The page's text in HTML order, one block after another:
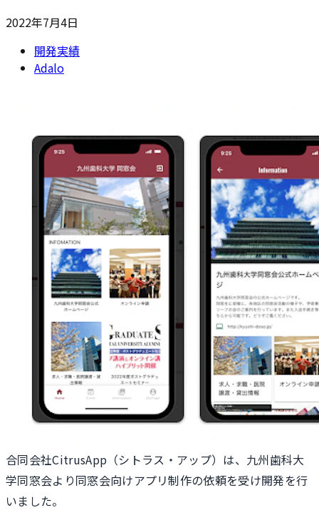
2022年7月4日
開発実績
Adalo
合同会社CitrusApp（シトラス・アップ）は、九州歯科大
学同窓会より同窓会向けアプリ制作の依頼を受け開発を行
いました。